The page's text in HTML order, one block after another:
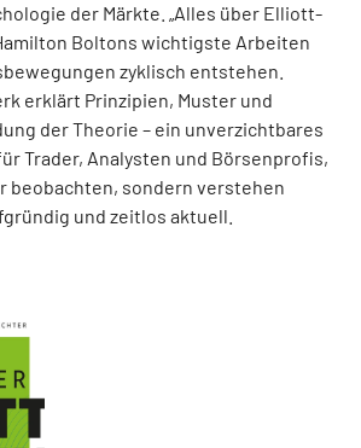
der Märkte. „Alles über Elliott-
Boltons wichtigste Arbeiten
zyklisch entstehen.
erklärt Prinzipien, Muster und
der Theorie – ein unverzichtbares
Trader, Analysten und Börsenprofis,
beobachten, sondern verstehen
und zeitlos aktuell.